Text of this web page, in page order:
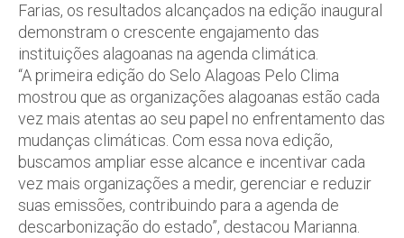
Farias, os resultados alcançados na edição inaugural
demonstram o crescente engajamento das
instituições alagoanas na agenda climática.
“A primeira edição do Selo Alagoas Pelo Clima
mostrou que as organizações alagoanas estão cada
vez mais atentas ao seu papel no enfrentamento das
mudanças climáticas. Com essa nova edição,
buscamos ampliar esse alcance e incentivar cada
vez mais organizações a medir, gerenciar e reduzir
suas emissões, contribuindo para a agenda de
descarbonização do estado”, destacou Marianna.